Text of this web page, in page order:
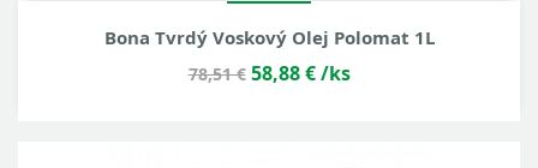
Bona Tvrdý Voskový Olej Polomat 1L
78,51 € 58,88 € /ks